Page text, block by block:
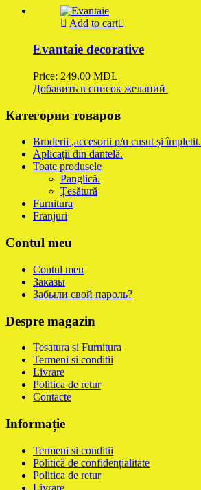
Add to cart
Evantaie decorative
Price: 249.00 MDL
Добавить в список желаний
Категории товаров
Broderii ,accesorii p/u cusut și împletit.
Aplicații din dantelă.
Toate produsele
Panglică.
Țesătură
Furnitura
Franjuri
Contul meu
Contul meu
Заказы
Забыли свой пароль?
Despre magazin
Tesatura si Furnitura
Termeni si conditii
Livrare
Politica de retur
Contacte
Informație
Termeni si conditii
Politică de confidențialitate
Politica de retur
Livrare